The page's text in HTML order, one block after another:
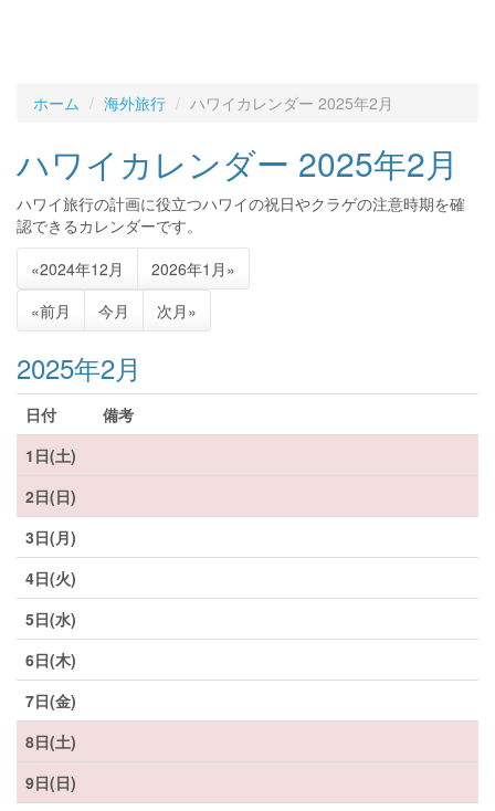
ホーム 海外旅行 ハワイカレンダー 2025年2月
ハワイカレンダー 2025年2月
ハワイ旅行の計画に役立つハワイの祝日やクラゲの注意時期を確
認できるカレンダーです。
«2024年12月
2026年1月»
«前月
今月 次月»
2025年2月
日付
備考
1日(土)
2日(日)
3日(月)
4日(火)
5日(水)
6日(木)
7日(金)
8日(土)
9日(日)